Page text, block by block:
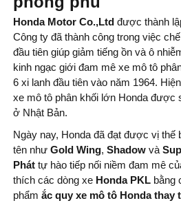
Honda Motor Co.,Ltd được thành
Công ty đã thành công trong việc
đầu tiên giúp giảm tiếng ồn và ô
kinh ngạc giới đam mê xe mô tô
6 xi lanh đầu tiên vào năm 1964.
xe mô tô phân khối lớn Honda được
ở Nhật Bản.
Ngày nay, Honda đã đạt được vị
tên như Gold Wing, Shadow và
Phát tự hào tiếp nối niềm đam mê
thích các dòng xe Honda PKL bằng
phẩm ắc quy xe mô tô Honda thay